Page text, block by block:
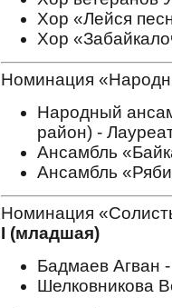
Хор «Лейся
Хор
Номинация
Народный
район) -
Ансамбль
Ансамбль
Номинация
I (младшая)
Бадмаев Агван
Шелковникова